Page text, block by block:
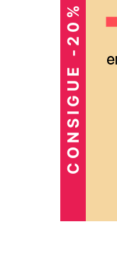
CONSIGUE -20%